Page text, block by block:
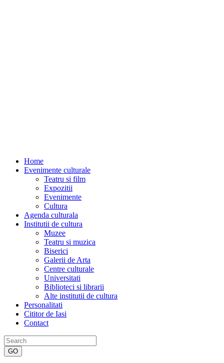
Home
Evenimente culturale
Teatru si film
Expozitii
Evenimente
Cultura
Agenda culturala
Institutii de cultura
Muzee
Teatru si muzica
Biserici
Galerii de Arta
Centre culturale
Universitati
Biblioteci si librarii
Alte institutii de cultura
Personalitati
Cititor de Iasi
Contact